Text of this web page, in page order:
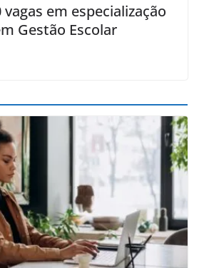
vagas em especialização
Gestão Escolar